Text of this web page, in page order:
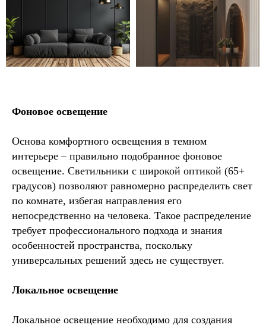
Фоновое освещение
Основа комфортного освещения в темном
интерьере – правильно подобранное фоновое
освещение. Светильники с широкой оптикой (65+
градусов) позволяют равномерно распределить свет
по комнате, избегая направления его
непосредственно на человека. Такое распределение
требует профессионального подхода и знания
особенностей пространства, поскольку
универсальных решений здесь не существует.
Локальное освещение
Локальное освещение необходимо для создания